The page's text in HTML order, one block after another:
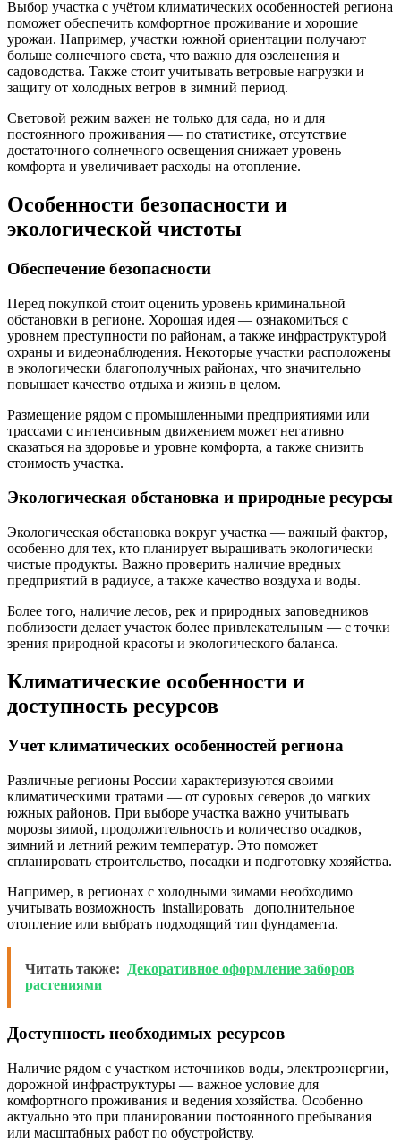
Выбор участка с учётом климатических особенностей региона
поможет обеспечить комфортное проживание и хорошие
урожаи. Например, участки южной ориентации получают
больше солнечного света, что важно для озеленения и
садоводства. Также стоит учитывать ветровые нагрузки и
защиту от холодных ветров в зимний период.
Световой режим важен не только для сада, но и для
постоянного проживания — по статистике, отсутствие
достаточного солнечного освещения снижает уровень
комфорта и увеличивает расходы на отопление.
Особенности безопасности и
экологической чистоты
Обеспечение безопасности
Перед покупкой стоит оценить уровень криминальной
обстановки в регионе. Хорошая идея — ознакомиться с
уровнем преступности по районам, а также инфраструктурой
охраны и видеонаблюдения. Некоторые участки расположены
в экологически благополучных районах, что значительно
повышает качество отдыха и жизнь в целом.
Размещение рядом с промышленными предприятиями или
трассами с интенсивным движением может негативно
сказаться на здоровье и уровне комфорта, а также снизить
стоимость участка.
Экологическая обстановка и природные ресурсы
Экологическая обстановка вокруг участка — важный фактор,
особенно для тех, кто планирует выращивать экологически
чистые продукты. Важно проверить наличие вредных
предприятий в радиусе, а также качество воздуха и воды.
Более того, наличие лесов, рек и природных заповедников
поблизости делает участок более привлекательным — с точки
зрения природной красоты и экологического баланса.
Климатические особенности и
доступность ресурсов
Учет климатических особенностей региона
Различные регионы России характеризуются своими
климатическими тратами — от суровых северов до мягких
южных районов. При выборе участка важно учитывать
морозы зимой, продолжительность и количество осадков,
зимний и летний режим температур. Это поможет
спланировать строительство, посадки и подготовку хозяйства.
Например, в регионах с холодными зимами необходимо
учитывать возможность_installировать_ дополнительное
отопление или выбрать подходящий тип фундамента.
Читать также:
Декоративное оформление заборов
растениями
Доступность необходимых ресурсов
Наличие рядом с участком источников воды, электроэнергии,
дорожной инфраструктуры — важное условие для
комфортного проживания и ведения хозяйства. Особенно
актуально это при планировании постоянного пребывания
или масштабных работ по обустройству.